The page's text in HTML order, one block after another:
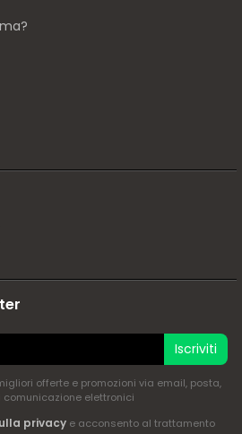
Iscriviti
offerte e promozioni via email, posta,
comunicazione elettronici
privacye acconsento al trattamento